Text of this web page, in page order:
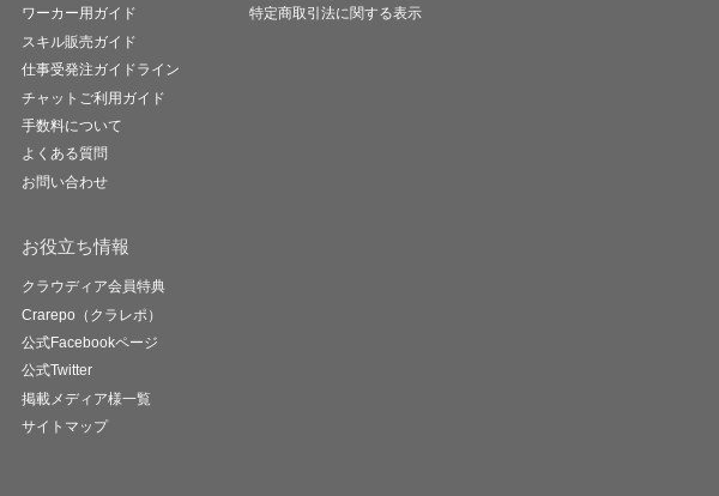
ワーカー用ガイド
スキル販売ガイド
仕事受発注ガイドライン
チャットご利用ガイド
手数料について
よくある質問
お問い合わせ
お役立ち情報
クラウディア会員特典
Crarepo（クラレポ）
公式Facebookページ
公式Twitter
掲載メディア様一覧
サイトマップ
特定商取引法に関する表示